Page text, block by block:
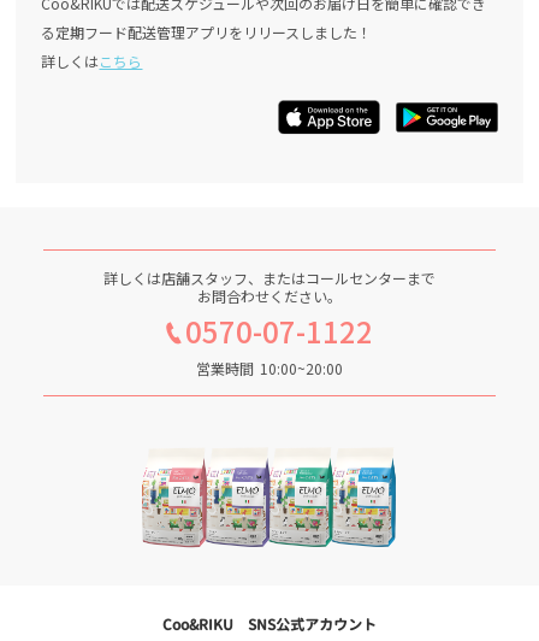
る定期フード配送管理アプリをリリースしました！
詳しくはこちら
詳しくは店舗スタッフ、またはコールセンターまで
お問合わせください。
0570-07-1122
営業時間 10:00~20:00
Coo&RIKU SNS公式アカウント